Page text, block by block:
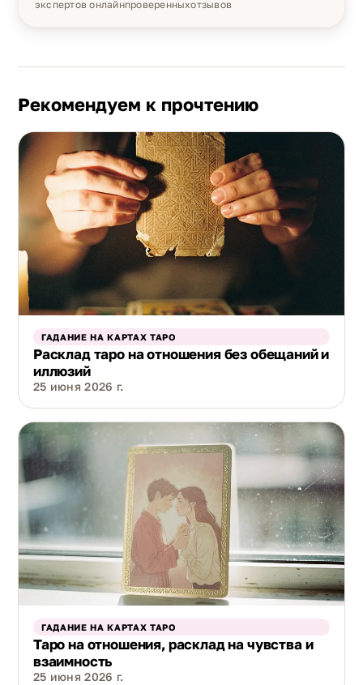
экспертов онлайнпроверенныхотзывов
Рекомендуем к прочтению
ГАДАНИЕ НА КАРТАХ ТАРО
Расклад таро на отношения без обещаний и
иллюзий
25 июня 2026 г.
ГАДАНИЕ НА КАРТАХ ТАРО
Таро на отношения, расклад на чувства и
взаимность
25 июня 2026 г.